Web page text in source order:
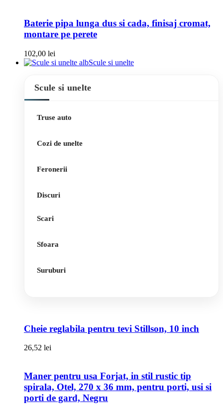
Baterie pipa lunga dus si cada, finisaj cromat,
montare pe perete
102,00 lei
Scule si unelte
Scule si unelte
Truse auto
Cozi de unelte
Feronerii
Discuri
Scari
Sfoara
Suruburi
Cheie reglabila pentru tevi Stillson, 10 inch
26,52 lei
Maner pentru usa Forjat, in stil rustic tip
spirala, Otel, 270 x 36 mm, pentru porti, usi si
porti de gard, Negru